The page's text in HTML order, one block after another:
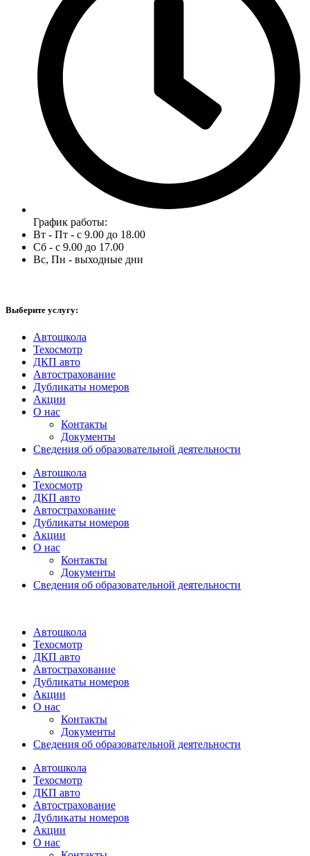
График работы:
Вт - Пт - с 9.00 до 18.00
Сб - с 9.00 до 17.00
Вс, Пн - выходные дни
Выберите услугу:
Автошкола
Техосмотр
ДКП авто
Автострахование
Дубликаты номеров
Акции
О нас
Контакты
Документы
Сведения об образовательной деятельности
Автошкола
Техосмотр
ДКП авто
Автострахование
Дубликаты номеров
Акции
О нас
Контакты
Документы
Сведения об образовательной деятельности
Автошкола
Техосмотр
ДКП авто
Автострахование
Дубликаты номеров
Акции
О нас
Контакты
Документы
Сведения об образовательной деятельности
Автошкола
Техосмотр
ДКП авто
Автострахование
Дубликаты номеров
Акции
О нас